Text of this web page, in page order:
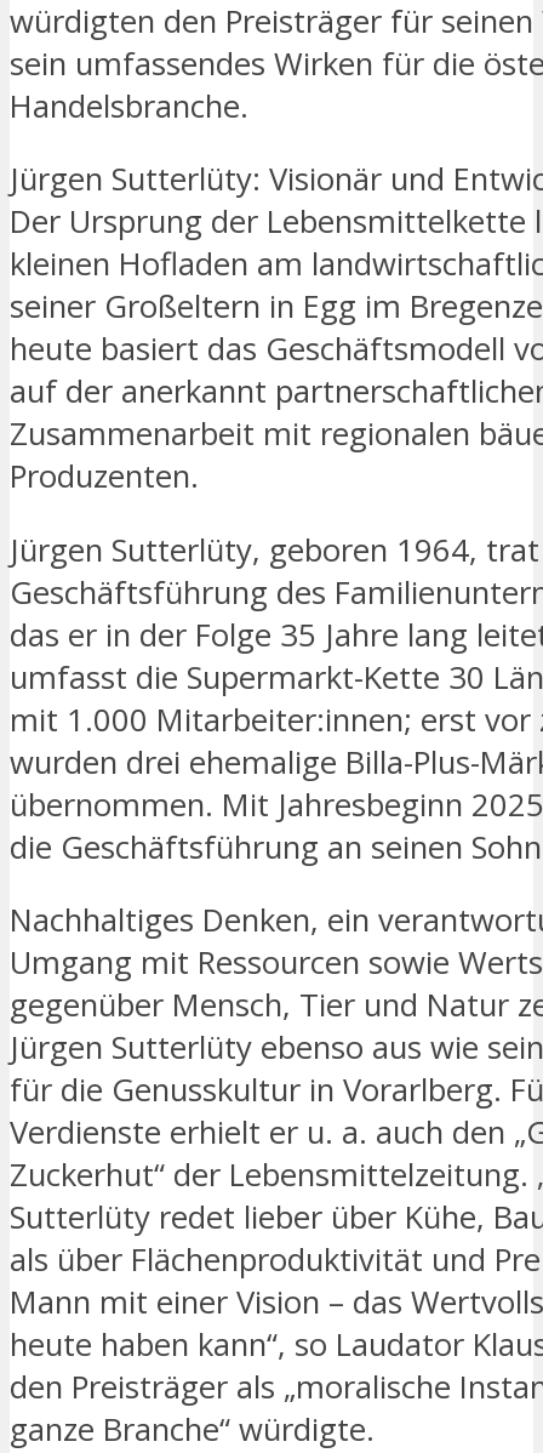
würdigten den Preisträger für
sein umfassendes Wirken für die
Handelsbranche.
Jürgen Sutterlüty: Visionär und
Der Ursprung der Lebensmittelkette
kleinen Hofladen am
seiner Großeltern in Egg im
heute basiert das Geschäftsmodell
auf der anerkannt
Zusammenarbeit mit regionalen
Produzenten.
Jürgen Sutterlüty, geboren 1964,
Geschäftsführung des
das er in der Folge 35 Jahre lang
umfasst die Supermarkt-Kette 30
mit 1.000 Mitarbeiter:innen; erst vor
wurden drei ehemalige Billa-Plus-
übernommen. Mit Jahresbeginn
die Geschäftsführung an seinen
Nachhaltiges Denken, ein
Umgang mit Ressourcen sowie
gegenüber Mensch, Tier und Natur
Jürgen Sutterlüty ebenso aus wie
für die Genusskultur in Vorarlberg.
Verdienste erhielt er u. a. auch den
Zuckerhut“ der Lebensmittelzeitung.
Sutterlüty redet lieber über Kühe,
als über Flächenproduktivität und
Mann mit einer Vision – das
heute haben kann“, so Laudator
den Preisträger als „moralische
ganze Branche“ würdigte.